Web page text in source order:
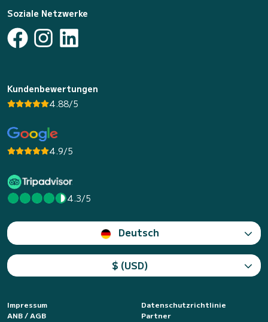
Soziale Netzwerke
Kundenbewertungen
4.88/5
4.9/5
4.3/5
Deutsch
$ (USD)
Impressum
Datenschutzrichtlinie
ANB / AGB
Partner